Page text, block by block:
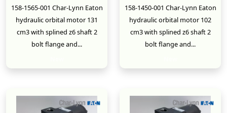
158-1565-001 Char-Lynn Eaton
hydraulic orbital motor 131
cm3 with splined z6 shaft 2
bolt flange and...
158-1450-001 Char-Lynn Eaton
hydraulic orbital motor 102
cm3 with splined z6 shaft 2
bolt flange and...